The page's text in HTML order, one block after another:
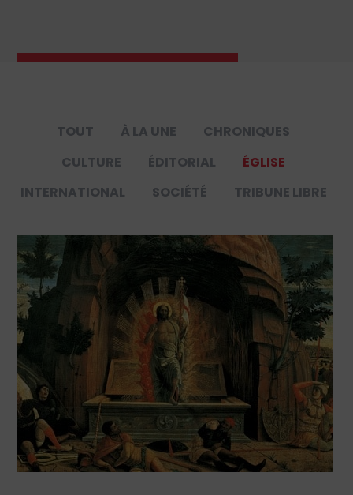
TOUT À LA UNE
CHRONIQUES
CULTURE
ÉDITORIAL
ÉGLISE
INTERNATIONAL
SOCIÉTÉ TRIBUNE LIBRE